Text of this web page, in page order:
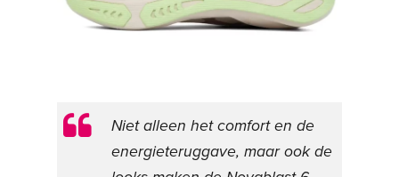
Niet alleen het comfort en de
energieteruggave, maar ook de